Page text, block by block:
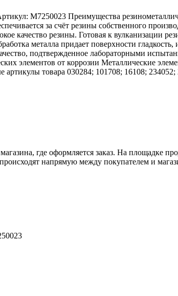
M7250023 Преимущества
за счёт резины собственного
качество резины. Готовая к вулканизации
металла придает поверхности
подтвержденное лабораторными
элементов от коррозии Металлические
артикулы товара 030284; 101708; 16108;
где оформляется заказ. На
напрямую между покупателем и